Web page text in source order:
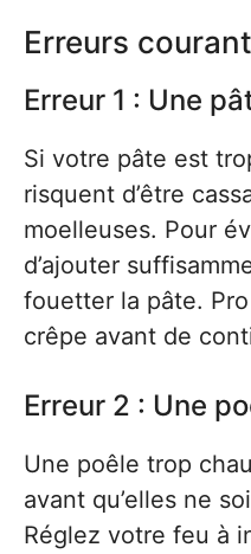
Erreurs
Erreur 1 : Une
Si votre pâte est
risquent d’être
moelleuses. Pour
d’ajouter
fouetter la pâte.
crêpe avant de
Erreur 2 : Une
Une poêle trop
avant qu’elles ne
Réglez votre feu à